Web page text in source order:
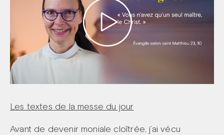
Les textes de la messe du jour
Avant de devenir moniale cloîtrée, j’ai vécu